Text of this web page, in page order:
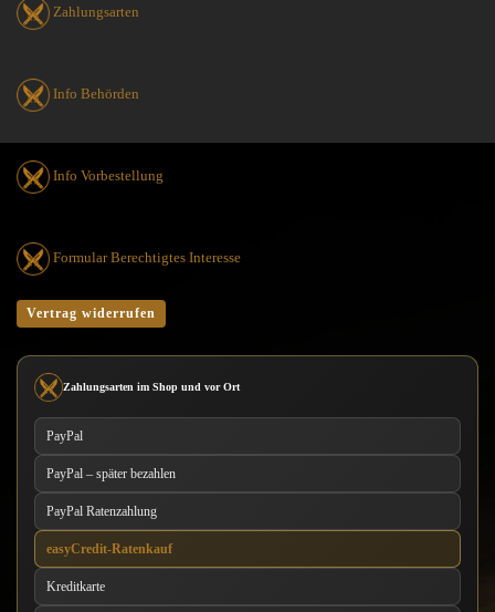
Zahlungsarten
Info Behörden
Info Vorbestellung
Formular Berechtigtes Interesse
Vertrag widerrufen
Zahlungsarten im Shop und vor Ort
PayPal
PayPal – später bezahlen
PayPal Ratenzahlung
easyCredit-Ratenkauf
Kreditkarte